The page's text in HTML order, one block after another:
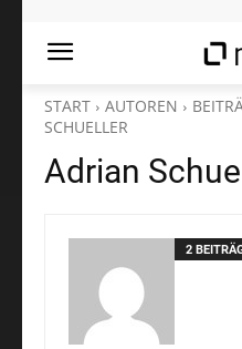
START AUTOREN
SCHUELLER
Adrian
2